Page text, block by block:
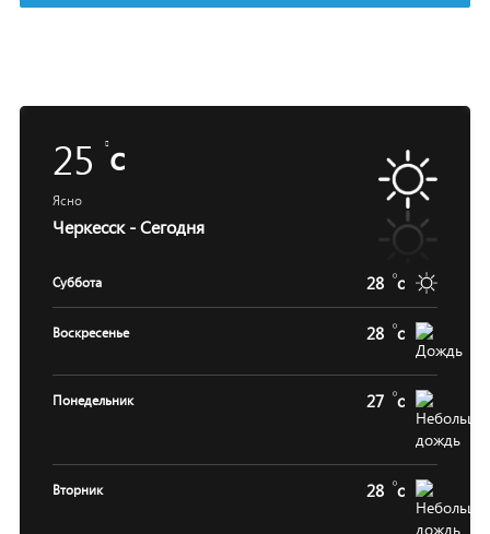
25 c
Ясно
Черкесск - Сегодня
Суббота 28 c
Воскресенье 28 c
Понедельник 27 c
Вторник 28 c